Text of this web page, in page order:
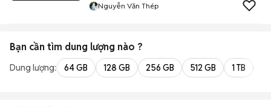
Nguyễn Văn Thép
Bạn cần tìm dung lượng nào ?
Dung lượng: 64 GB 128 GB 256 GB 512 GB 1 TB